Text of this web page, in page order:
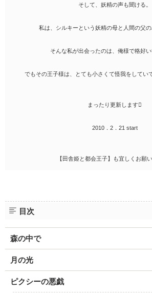
そして、妖精の声も聞ける。
私は、シルキーという妖精の母と人間の父
そんな私が出会ったのは、俺様で格好い
でもその王子様は、とても小さくて怪我をしてい
まったり更新します
2010．2．21 start
【田舎姫と都会王子】も宜しくお願
目次
森の中で
月の光
ピクシーの悪戯